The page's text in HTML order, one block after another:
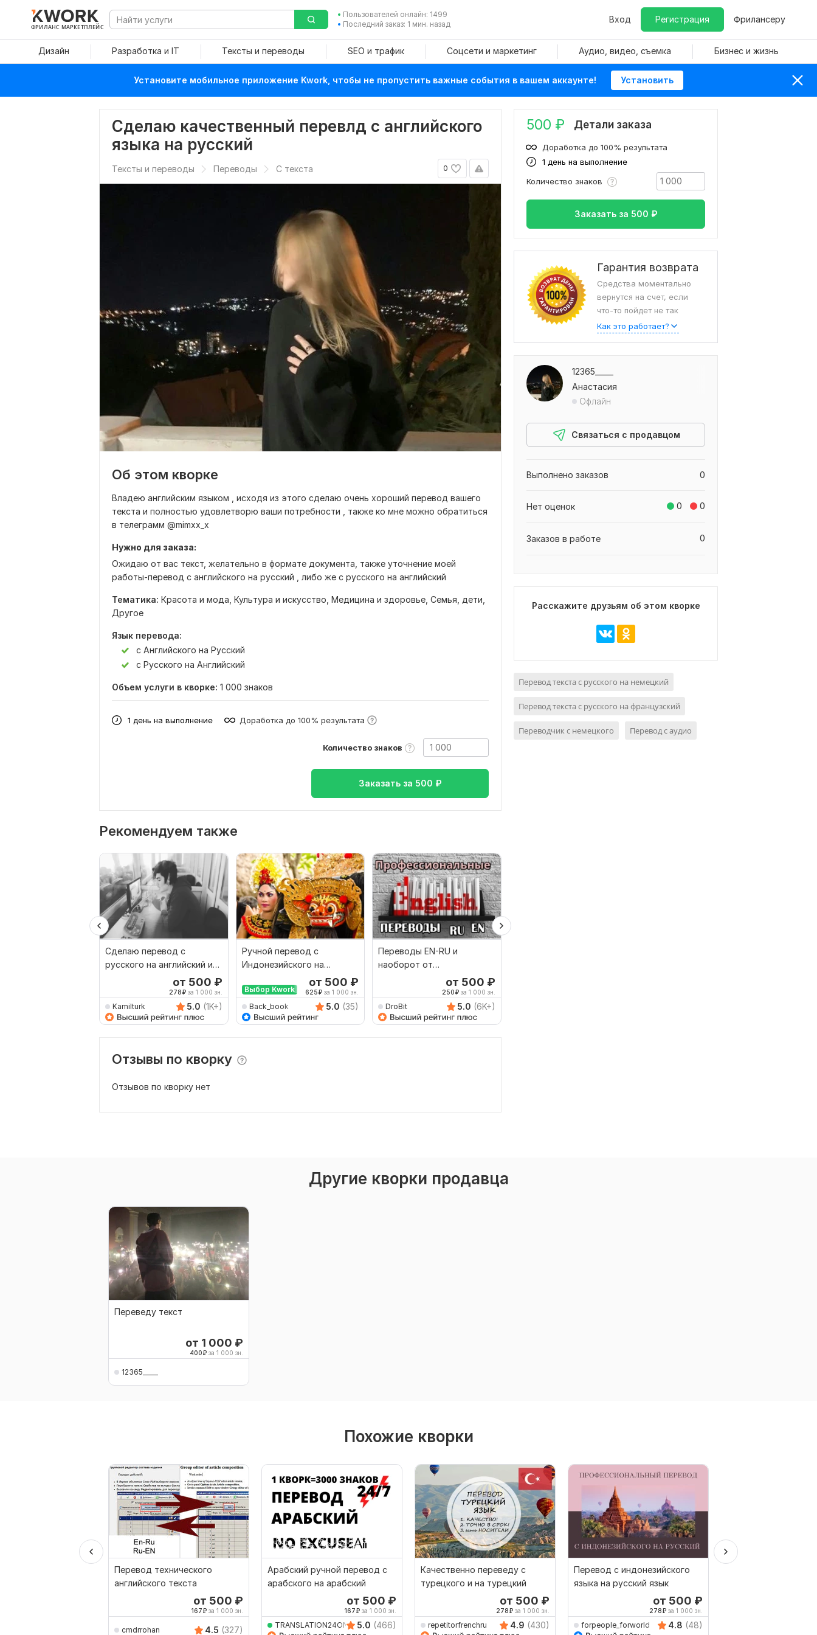
ФРИЛАНС МАРКЕТПЛЕЙС
Пользователей онлайн: 1499
Последний заказ: 1 мин. назад
Вход Регистрация Фрилансеру
Дизайн Разработка и IT Тексты и переводы SEO и трафик Соцсети и маркетинг Аудио, видео, съемка Бизнес и жизнь
Установите мобильное приложение Kwork, чтобы не пропустить важные события в вашем аккаунте! Установить
Сделаю качественный перевлд с английского
языка на русский
0
Тексты и переводы Переводы С текста
Об этом кворке
Владею английским языком , исходя из этого сделаю очень хороший перевод вашего
текста и полностью удовлетворю ваши потребности , также ко мне можно обратиться
в телеграмм @mimxx_x
Нужно для заказа:
Ожидаю от вас текст, желательно в формате документа, также уточнение моей
работы-перевод с английского на русский , либо же с русского на английский
Тематика: Красота и мода, Культура и искусство, Медицина и здоровье, Семья, дети,
Другое
Язык перевода:
с Английского на Русский
с Русского на Английский
Объем услуги в кворке: 1 000 знаков
1 день на выполнение Доработка до 100% результата
Количество знаков
Заказать за 500 ₽
Рекомендуем также
Сделаю перевод с
русского на английский и
от 500 ₽
278₽за 1 000 зн.
Kamilturk 5.0 (1K+)
Ручной перевод с
Индонезийского на
Русский и наоборот
Выбор Kwork
от 500 ₽
625₽ за 1 000 зн.
Back_book 5.0 (35)
Переводы EN-RU и
наоборот от
от 500 ₽
250₽за 1 000 зн.
DroBit 5.0 (6K+)
Отзывы по кворку
Отзывов по кворку нет
500 ₽ Детали заказа
1 день на выполнение
Доработка до 100% результата
Количество знаков
Заказать за 500 ₽
Гарантия возврата
Средства моментально
вернутся на счет, если
что-то пойдет не так
Как это работает?
12365_____
Анастасия
Офлайн
Связаться с продавцом
0
Выполнено заказов
0 0
Нет оценок
0
Заказов в работе
Расскажите друзьям об этом кворке
Перевод текста с русского на немецкий
Перевод текста с русского на французский
Переводчик с немецкого Перевод с аудио
Другие кворки продавца
Переведу текст
от 1 000 ₽
400₽ за 1 000 зн.
12365_____
Похожие кворки
Перевод технического
английского текста
от 500 ₽
167₽ за 1 000 зн.
cmdrrohan 4.5 (327)
Арабский ручной перевод с
арабского на арабский
от 500 ₽
167₽ за 1 000 зн.
TRANSLATION24ON7 5.0 (466)
Качественно переведу с
турецкого и на турецкий
от 500 ₽
278₽ за 1 000 зн.
repetitorfrenchru 4.9 (430)
Перевод с индонезийского
языка на русский язык
от 500 ₽
278₽ за 1 000 зн.
forpeople_forworld 4.8 (48)